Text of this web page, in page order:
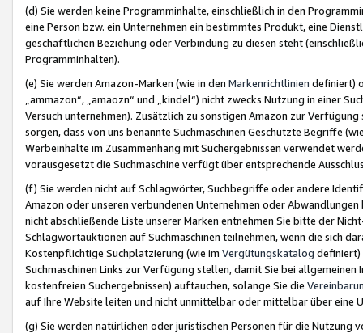
(d) Sie werden keine Programminhalte, einschließlich in den
eine Person bzw. ein Unternehmen ein bestimmtes Produkt, eine
geschäftlichen Beziehung oder Verbindung zu diesen steht
Programminhalten).
(e) Sie werden Amazon-Marken (wie in den Markenrichtlinien definiert)
„ammazon“, „amaozn“ und „kindel“) nicht zwecks Nutzung in einer
Versuch unternehmen). Zusätzlich zu sonstigen Amazon zur
sorgen, dass von uns benannte Suchmaschinen Geschützte Begriffe
Werbeinhalte im Zusammenhang mit Suchergebnissen verwendet
vorausgesetzt die Suchmaschine verfügt über entsprechende
(f) Sie werden nicht auf Schlagwörter, Suchbegriffe oder andere
Amazon oder unseren verbundenen Unternehmen oder
nicht abschließende Liste unserer Marken entnehmen Sie bitte der
Schlagwortauktionen auf Suchmaschinen teilnehmen, wenn die sich
Kostenpflichtige Suchplatzierung (wie im Vergütungskatalog definiert)
Suchmaschinen Links zur Verfügung stellen, damit Sie bei
kostenfreien Suchergebnissen) auftauchen, solange Sie die
auf Ihre Website leiten und nicht unmittelbar oder mittelbar über eine
(g) Sie werden natürlichen oder juristischen Personen für die Nutzung